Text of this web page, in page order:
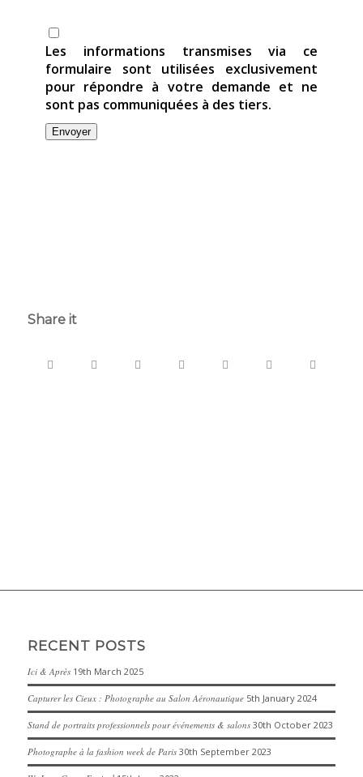
Les informations transmises via ce
formulaire sont utilisées exclusivement
pour répondre à votre demande et ne
sont pas communiquées à des tiers.
Envoyer
Share it
RECENT POSTS
Ici & Après 19th March 2025
Capturer les Cieux : Photographe au Salon Aéronautique 5th January 2024
Stand de portraits professionnels pour événements & salons 30th October 2023
Photographe à la fashion week de Paris 30th September 2023